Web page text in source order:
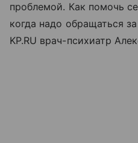
проблемой. Как помочь
когда надо обращаться
KP.RU врач-психиатр